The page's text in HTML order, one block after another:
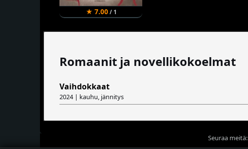
★ 7.00/ 1
Romaanit ja novellikokoelmat
Vaihdokkaat
2024 | kauhu, jännitys
Seuraa meitä: